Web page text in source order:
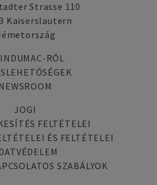
Strasse 110
Kaiserslautern
RÓL
JOGI
FELTÉTELEI
ÉS FELTÉTELEI
SZABÁLYOK